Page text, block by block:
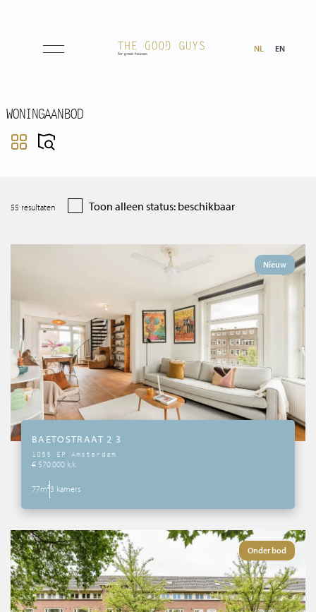
NL EN
Aangekocht
Transacties
Spaans aanbod
Wie zijn wij
Tips & Tricks
Contact
WONINGAANBOD
55 resultaten Toon alleen status: beschikbaar
Nieuw
BAETOSTRAAT 2 3
1055 EP Amsterdam
€ 570.000 k.k.
77m²3 kamers
Onder bod